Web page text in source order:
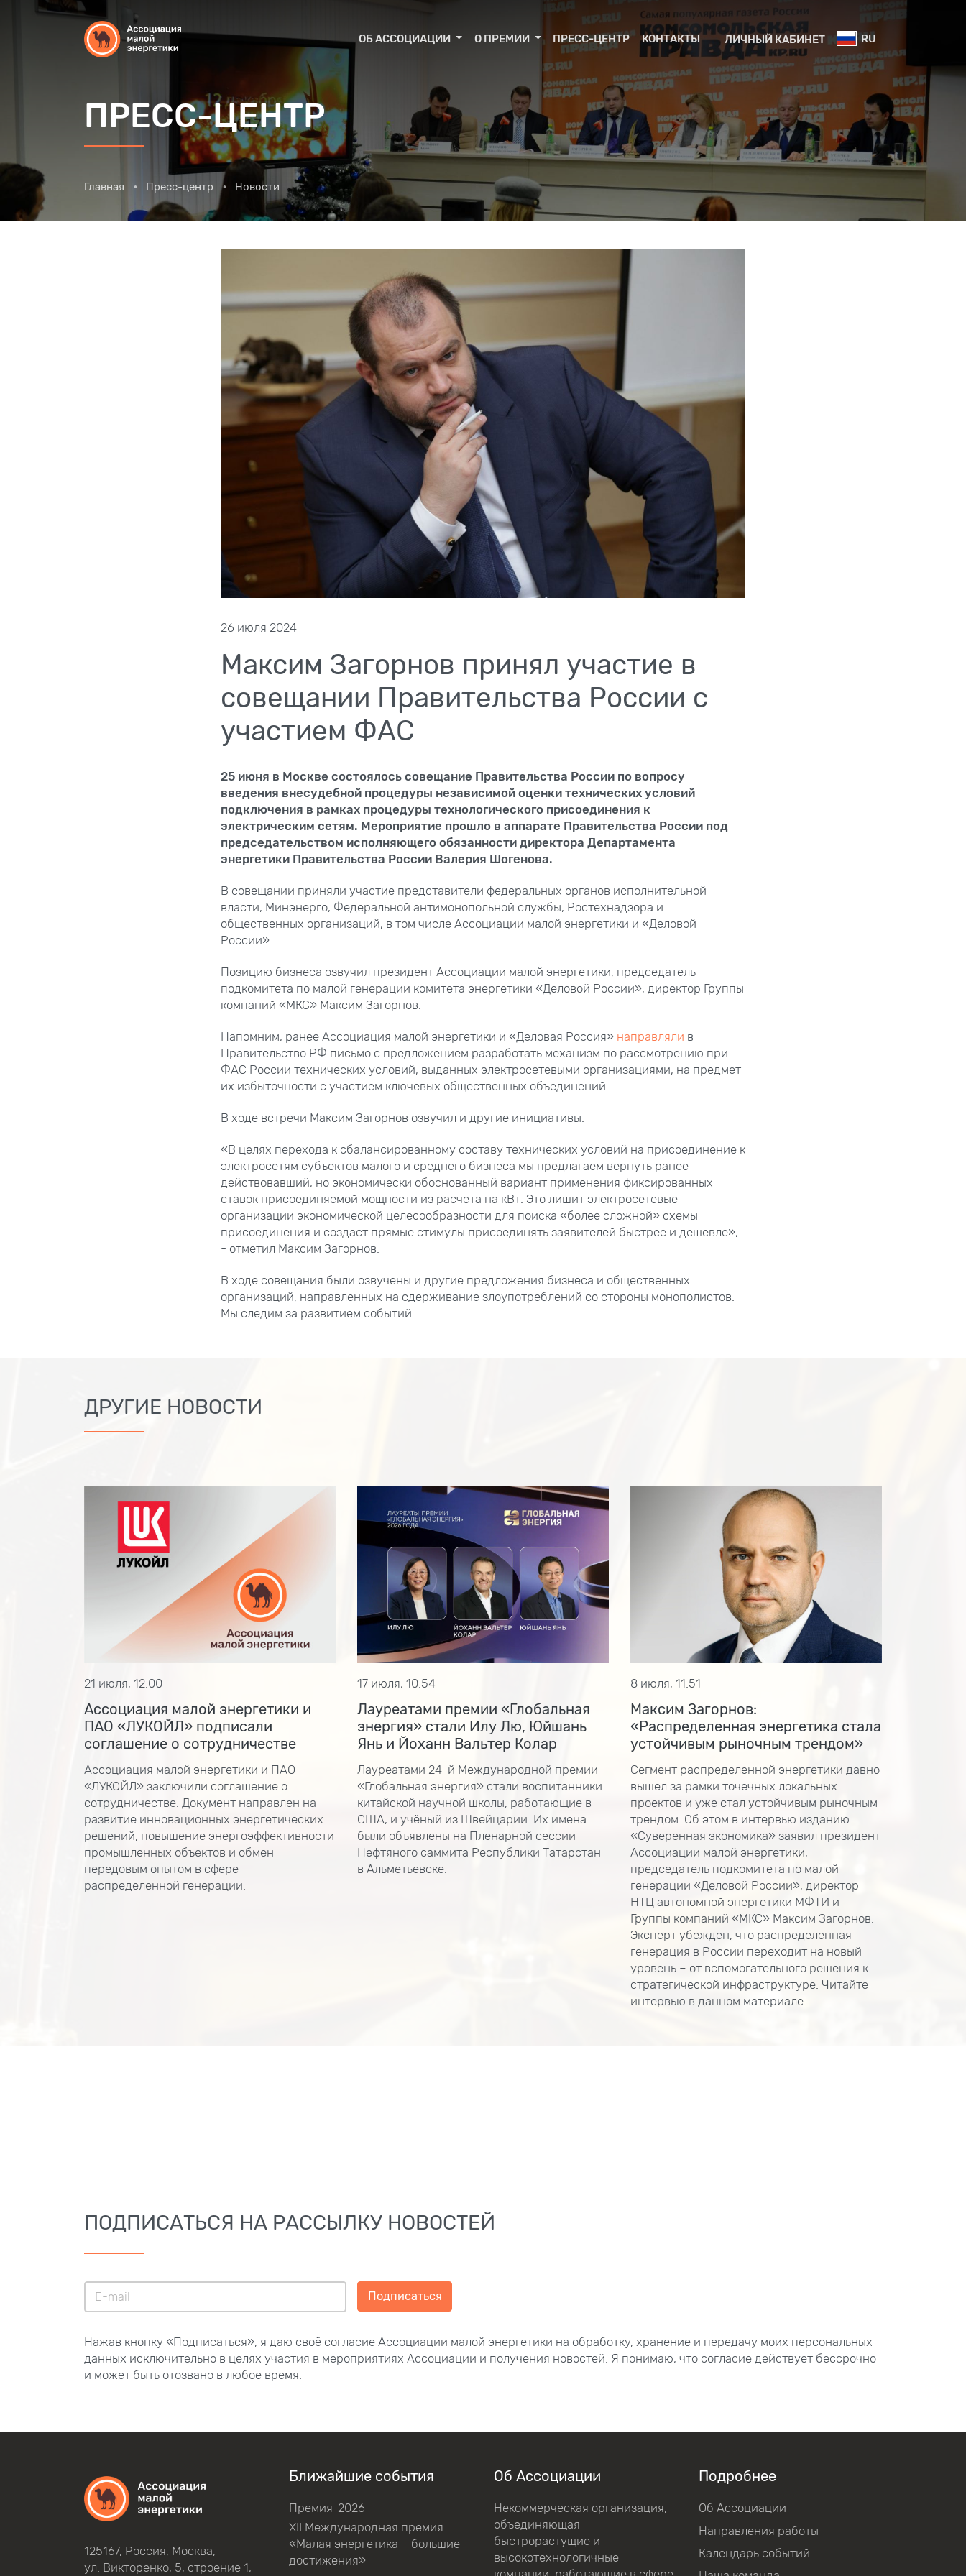
ЛИЧНЫЙ КАБИНЕТ RU
ОБ АССОЦИАЦИИ О ПРЕМИИ ПРЕСС-ЦЕНТР КОНТАКТЫ
ПРЕСС-ЦЕНТР
Главная Пресс-центр Новости
26 июля 2024
Максим Загорнов принял участие в
совещании Правительства России с
участием ФАС
25 июня в Москве состоялось совещание Правительства России по вопросу
введения внесудебной процедуры независимой оценки технических условий
подключения в рамках процедуры технологического присоединения к
электрическим сетям. Мероприятие прошло в аппарате Правительства России под
председательством исполняющего обязанности директора Департамента
энергетики Правительства России Валерия Шогенова.
В совещании приняли участие представители федеральных органов исполнительной
власти, Минэнерго, Федеральной антимонопольной службы, Ростехнадзора и
общественных организаций, в том числе Ассоциации малой энергетики и «Деловой
России».
Позицию бизнеса озвучил президент Ассоциации малой энергетики, председатель
подкомитета по малой генерации комитета энергетики «Деловой России», директор Группы
компаний «МКС» Максим Загорнов.
Напомним, ранее Ассоциация малой энергетики и «Деловая Россия» направляли в
Правительство РФ письмо с предложением разработать механизм по рассмотрению при
ФАС России технических условий, выданных электросетевыми организациями, на предмет
их избыточности с участием ключевых общественных объединений.
В ходе встречи Максим Загорнов озвучил и другие инициативы.
«В целях перехода к сбалансированному составу технических условий на присоединение к
электросетям субъектов малого и среднего бизнеса мы предлагаем вернуть ранее
действовавший, но экономически обоснованный вариант применения фиксированных
ставок присоединяемой мощности из расчета на кВт. Это лишит электросетевые
организации экономической целесообразности для поиска «более сложной» схемы
присоединения и создаст прямые стимулы присоединять заявителей быстрее и дешевле»,
- отметил Максим Загорнов.
В ходе совещания были озвучены и другие предложения бизнеса и общественных
организаций, направленных на сдерживание злоупотреблений со стороны монополистов.
Мы следим за развитием событий.
ДРУГИЕ НОВОСТИ
21 июля, 12:00
Ассоциация малой энергетики и
ПАО «ЛУКОЙЛ» подписали
соглашение о сотрудничестве
Ассоциация малой энергетики и ПАО
«ЛУКОЙЛ» заключили соглашение о
сотрудничестве. Документ направлен на
развитие инновационных энергетических
решений, повышение энергоэффективности
промышленных объектов и обмен
передовым опытом в сфере
распределенной генерации.
17 июля, 10:54
Лауреатами премии «Глобальная
энергия» стали Илу Лю, Юйшань
Янь и Йоханн Вальтер Колар
Лауреатами 24-й Международной премии
«Глобальная энергия» стали воспитанники
китайской научной школы, работающие в
США, и учёный из Швейцарии. Их имена
были объявлены на Пленарной сессии
Нефтяного саммита Республики Татарстан
в Альметьевске.
8 июля, 11:51
Максим Загорнов:
«Распределенная энергетика стала
устойчивым рыночным трендом»
Сегмент распределенной энергетики давно
вышел за рамки точечных локальных
проектов и уже стал устойчивым рыночным
трендом. Об этом в интервью изданию
«Суверенная экономика» заявил президент
Ассоциации малой энергетики,
председатель подкомитета по малой
генерации «Деловой России», директор
НТЦ автономной энергетики МФТИ и
Группы компаний «МКС» Максим Загорнов.
Эксперт убежден, что распределенная
генерация в России переходит на новый
уровень – от вспомогательного решения к
стратегической инфраструктуре. Читайте
интервью в данном материале.
ПОДПИСАТЬСЯ НА РАССЫЛКУ НОВОСТЕЙ
Подписаться
Нажав кнопку «Подписаться», я даю своё согласие Ассоциации малой энергетики на обработку, хранение и передачу моих персональных
данных исключительно в целях участия в мероприятиях Ассоциации и получения новостей. Я понимаю, что согласие действует бессрочно
и может быть отозвано в любое время.
125167, Россия, Москва,
ул. Викторенко, 5, строение 1,
Ближайшие события
Премия-2026
XII Международная премия
«Малая энергетика – большие
достижения»
Об Ассоциации
Некоммерческая организация,
объединяющая
быстрорастущие и
высокотехнологичные
Подробнее
Об Ассоциации
Направления работы
Календарь событий